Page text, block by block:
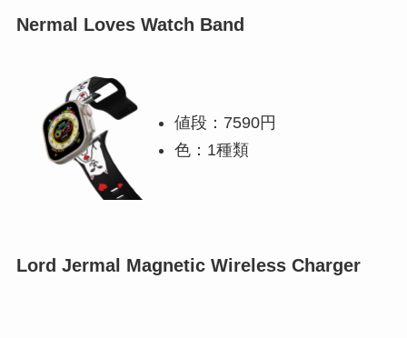
Nermal Loves Watch Band
値段：7590円
色：1種類
Lord Jermal Magnetic Wireless Charger